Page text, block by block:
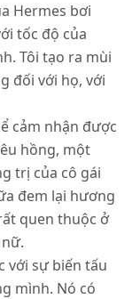
Hermes bơi
tốc độ của
Tôi tạo ra mùi
đối với họ, với
cảm nhận được
hồng, một
trị của cô gái
đem lại hương
quen thuộc ở
với sự biến tấu
mình. Nó có